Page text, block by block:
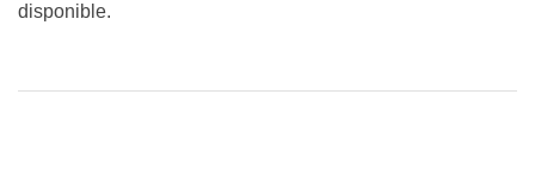
disponible.